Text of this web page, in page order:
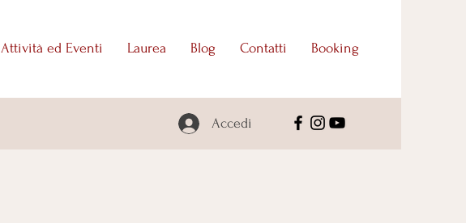
Attività ed Eventi Laurea Blog Contatti Booking
Accedi